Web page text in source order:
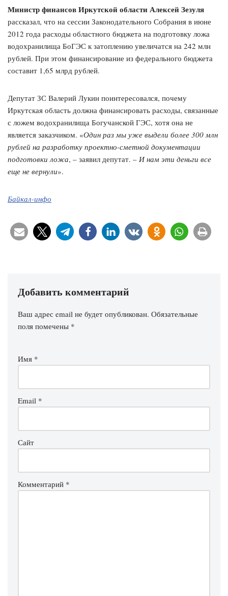
Министр финансов Иркутской области Алексей Зезуля
рассказал, что на сессии Законодательного Собрания в июне
2012 года расходы областного бюджета на подготовку ложа
водохранилища БоГЭС к затоплению увеличатся на 242 млн
рублей. При этом финансирование из федерального бюджета
составит 1,65 млрд рублей.
Депутат ЗС Валерий Лукин поинтересовался, почему
Иркутская область должна финансировать расходы, связанные
с ложем водохранилища Богучанской ГЭС, хотя она не
является заказчиком. «Один раз мы уже выдели более 300 млн
рублей на разработку проектно-сметной документации
подготовки ложа, – заявил депутат. – И нам эти деньги все
еще не вернули».
Байкал-инфо
Добавить комментарий
Ваш адрес email не будет опубликован. Обязательные
поля помечены *
Имя *
Email *
Сайт
Комментарий *